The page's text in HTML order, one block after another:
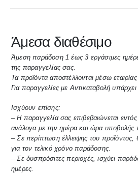
Άμεσα διαθέσιμο
Άμεση παράδοση 1 έως 3 εργάσιμες
της παραγγελίας σας.
Τα προϊόντα αποστέλλονται μέσω
Για παραγγελίες με Αντικαταβολή
Ισχύουν επίσης:
– Η παραγγελία σας επιβεβαιώνεται
ανάλογα με την ημέρα και ώρα υποβολής
– Σε περίπτωση έλλειψης του προΐόντος,
για τον τελικό χρόνο παράδοσης.
– Σε δυσπρόσιτες περιοχές, ισχύει
ημέρες.